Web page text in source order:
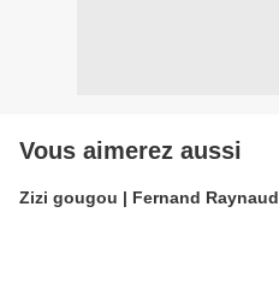
Vous aimerez aussi
Zizi gougou | Fernand Raynaud